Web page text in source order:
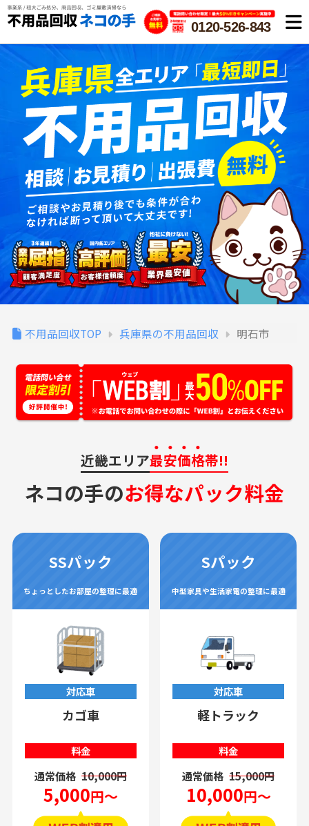
0120-526-843
不用品回収TOP 兵庫県の不用品回収 明石市
近畿エリア最安価格帯!!
ネコの手のお得なパック料金
SSパック
ちょっとしたお部屋の整理に最適
対応車
カゴ車
料金
通常価格 10,000円
5,000円～
Sパック
中型家具や生活家電の整理に最適
対応車
軽トラック
料金
通常価格 15,000円
10,000円～